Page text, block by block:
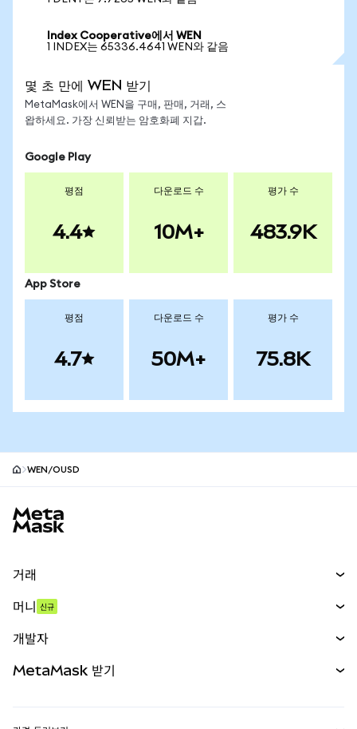
Index Cooperative에서 WEN
1 INDEX는 65336.4641 WEN와 같음
몇 초 만에 WEN 받기
MetaMask에서 WEN을 구매, 판매, 거래, 스
왑하세요. 가장 신뢰받는 암호화폐 지갑.
Google Play
평점
4.4
다운로드 수
10M+
평가 수
483.9K
App Store
평점
4.7
다운로드 수
50M+
평가 수
75.8K
WEN/OUSD
거래
무기한 선물
실물자산
머니 신규
개발자
MetaMask 받기